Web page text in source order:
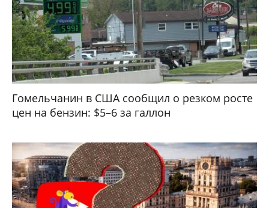
Гомельчанин в США сообщил о резком росте
цен на бензин: $5–6 за галлон